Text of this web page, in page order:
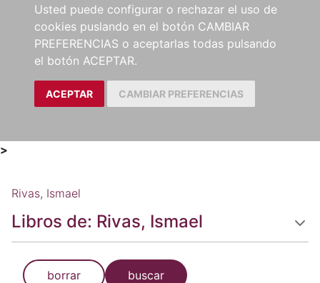
Usted puede configurar o rechazar el uso de
cookies puslando en el botón CAMBIAR
PREFERENCIAS o aceptarlas todas pulsando
el botón ACEPTAR.
ACEPTAR CAMBIAR PREFERENCIAS
>
Rivas, Ismael
Libros de: Rivas, Ismael
borrar buscar